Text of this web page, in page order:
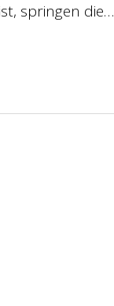
springen die…